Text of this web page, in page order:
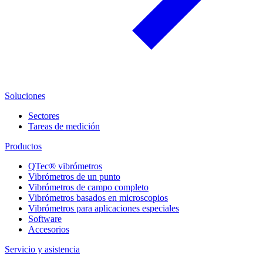
Soluciones
Sectores
Tareas de medición
Productos
QTec® vibrómetros
Vibrómetros de un punto
Vibrómetros de campo completo
Vibrómetros basados en microscopios
Vibrómetros para aplicaciones especiales
Software
Accesorios
Servicio y asistencia